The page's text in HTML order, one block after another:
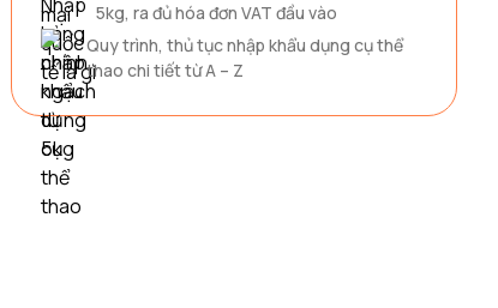
5kg, ra đủ hóa đơn VAT đầu vào
Quy trình, thủ tục nhập khẩu dụng cụ thể
thao chi tiết từ A – Z